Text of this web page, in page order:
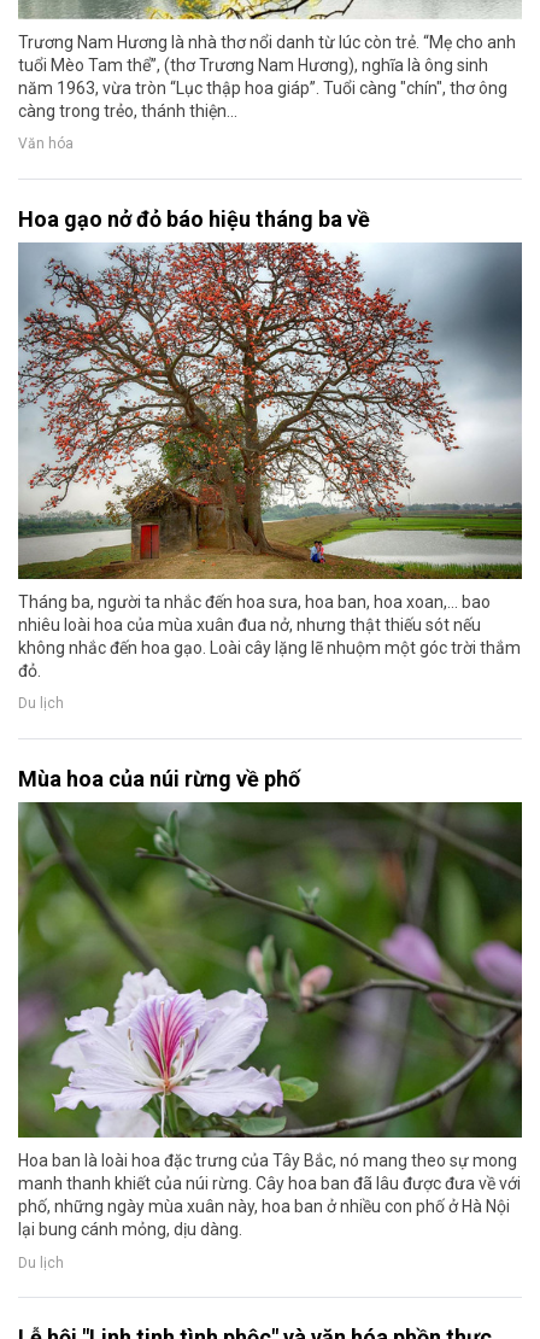
Trương Nam Hương là nhà thơ nổi danh từ lúc còn trẻ. “Mẹ cho anh
tuổi Mèo Tam thể”, (thơ Trương Nam Hương), nghĩa là ông sinh
năm 1963, vừa tròn “Lục thập hoa giáp”. Tuổi càng "chín", thơ ông
càng trong trẻo, thánh thiện...
Văn hóa
Hoa gạo nở đỏ báo hiệu tháng ba về
Tháng ba, người ta nhắc đến hoa sưa, hoa ban, hoa xoan,... bao
nhiêu loài hoa của mùa xuân đua nở, nhưng thật thiếu sót nếu
không nhắc đến hoa gạo. Loài cây lặng lẽ nhuộm một góc trời thắm
đỏ.
Du lịch
Mùa hoa của núi rừng về phố
Hoa ban là loài hoa đặc trưng của Tây Bắc, nó mang theo sự mong
manh thanh khiết của núi rừng. Cây hoa ban đã lâu được đưa về với
phố, những ngày mùa xuân này, hoa ban ở nhiều con phố ở Hà Nội
lại bung cánh mỏng, dịu dàng.
Du lịch